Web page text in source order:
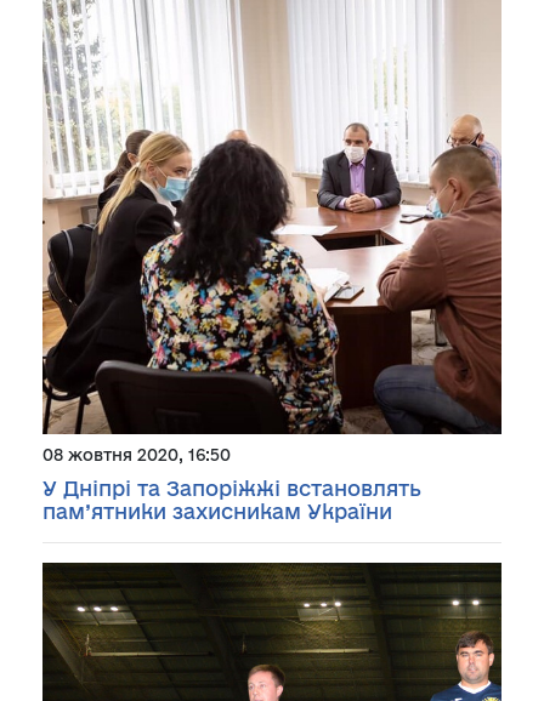
08 жовтня 2020, 16:50
У Дніпрі та Запоріжжі встановлять
пам’ятники захисникам України